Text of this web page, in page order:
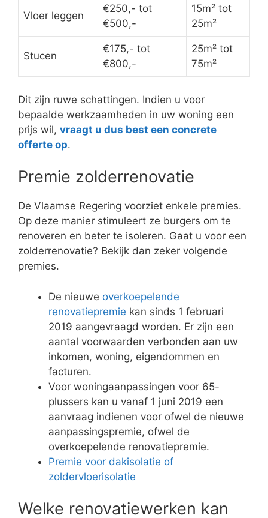
Vloer leggen
€250,- tot
€500,-
15m² tot
25m²
Stucen
€175,- tot
€800,-
25m² tot
75m²
Dit zijn ruwe schattingen. Indien u voor
bepaalde werkzaamheden in uw woning een
prijs wil, vraagt u dus best een concrete
offerte op.
Premie zolderrenovatie
De Vlaamse Regering voorziet enkele premies.
Op deze manier stimuleert ze burgers om te
renoveren en beter te isoleren. Gaat u voor een
zolderrenovatie? Bekijk dan zeker volgende
premies.
De nieuwe overkoepelende
renovatiepremie kan sinds 1 februari
2019 aangevraagd worden. Er zijn een
aantal voorwaarden verbonden aan uw
inkomen, woning, eigendommen en
facturen.
Voor woningaanpassingen voor 65-
plussers kan u vanaf 1 juni 2019 een
aanvraag indienen voor ofwel de nieuwe
aanpassingspremie, ofwel de
overkoepelende renovatiepremie.
Premie voor dakisolatie of
zoldervloerisolatie
Welke renovatiewerken kan